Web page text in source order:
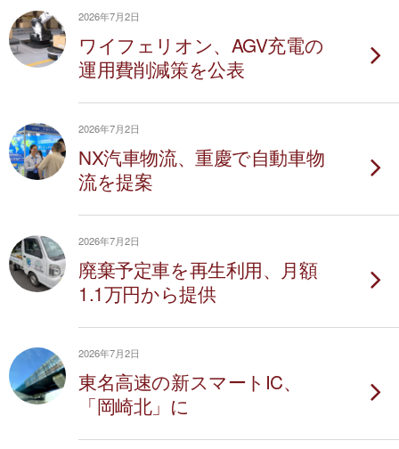
2026年7月2日
ワイフェリオン、AGV充電の
運用費削減策を公表
2026年7月2日
NX汽車物流、重慶で自動車物
流を提案
2026年7月2日
廃棄予定車を再生利用、月額
1.1万円から提供
2026年7月2日
東名高速の新スマートIC、
「岡崎北」に